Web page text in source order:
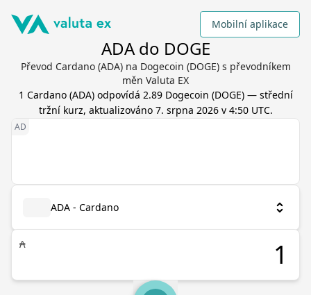
Mobilní aplikace
ADA do DOGE
Převod Cardano (ADA) na Dogecoin (DOGE) s převodníkem
měn Valuta EX
1 Cardano(ADA) odpovídá 2.89 Dogecoin (DOGE) — střední
tržní kurz, aktualizováno 7. srpna 2026 v 4:50 UTC.
ADA - Cardano
₳